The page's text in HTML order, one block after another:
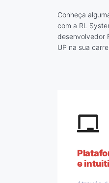
Conheça
com a RL
desenvolvedor
UP na sua
e